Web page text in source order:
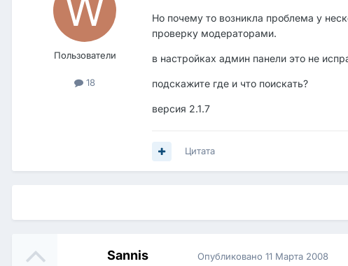
Пользователи
18
Но почему то возникла проблема у
проверку модераторами.
в настройках админ панели это не
подскажите где и что поискать?
версия 2.1.7
Цитата
Sannis Опубликовано 11 Марта 2008